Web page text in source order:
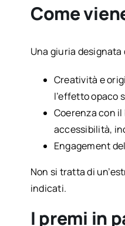
Come
Una giuria
Creatività e
l’effetto opaco
Coerenza con
accessibilità,
Engagement
Non si tratta di
indicati.
I premi in